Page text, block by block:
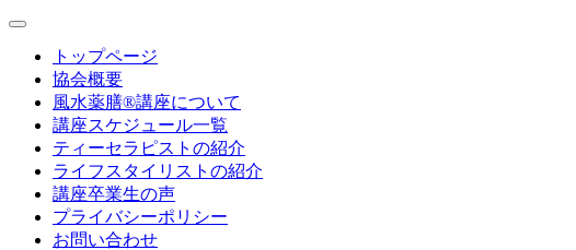
toggle
navigationトップページ
協会概要
風水薬膳®講座について
講座スケジュール一覧
ティーセラピストの紹介
ライフスタイリストの紹介
講座卒業生の声
プライバシーポリシー
お問い合わせ